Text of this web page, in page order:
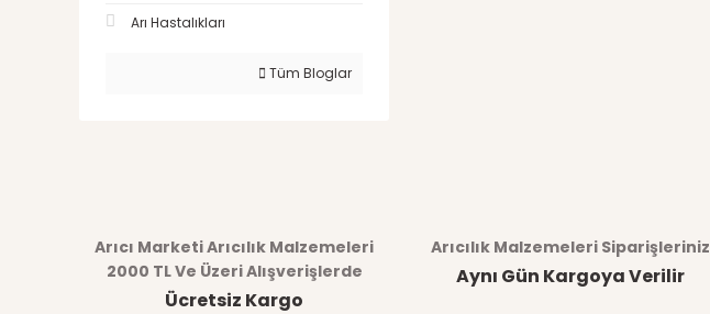
Arı Hastalıkları
Tüm Bloglar
Arıcı Marketi Arıcılık Malzemeleri
2000 TL Ve Üzeri Alışverişlerde
Ücretsiz Kargo
Arıcılık Malzemeleri Siparişleriniz
Aynı Gün Kargoya Verilir